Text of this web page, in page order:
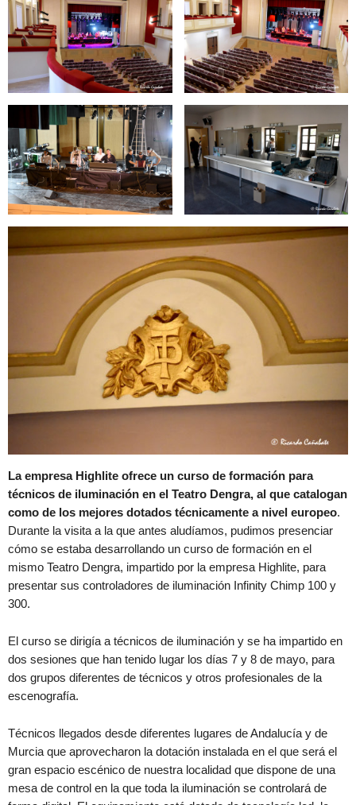
La empresa Highlite ofrece un curso de formación para
técnicos de iluminación en el Teatro Dengra, al que catalogan
como de los mejores dotados técnicamente a nivel europeo.
Durante la visita a la que antes aludíamos, pudimos presenciar
cómo se estaba desarrollando un curso de formación en el
mismo Teatro Dengra, impartido por la empresa Highlite, para
presentar sus controladores de iluminación Infinity Chimp 100 y
300.
El curso se dirigía a técnicos de iluminación y se ha impartido en
dos sesiones que han tenido lugar los días 7 y 8 de mayo, para
dos grupos diferentes de técnicos y otros profesionales de la
escenografía.
Técnicos llegados desde diferentes lugares de Andalucía y de
Murcia que aprovecharon la dotación instalada en el que será el
gran espacio escénico de nuestra localidad que dispone de una
mesa de control en la que toda la iluminación se controlará de